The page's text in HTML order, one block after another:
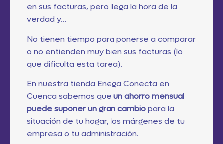
en sus facturas, pero llega la hora de la
verdad y…
No tienen tiempo para ponerse a comparar
o no entienden muy bien sus facturas (lo
que dificulta esta tarea).
En nuestra tienda Enega Conecta en
Cuenca sabemos que un ahorro mensual
puede suponer un gran cambiopara la
situación de tu hogar, los márgenes de tu
empresa o tu administración.